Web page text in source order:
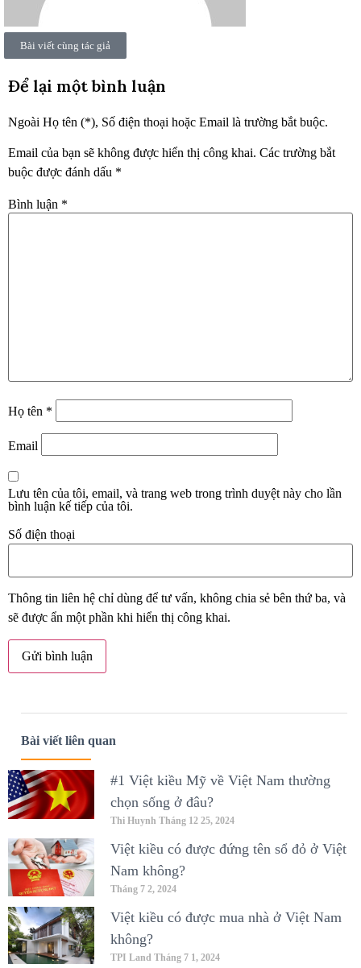
Bài viết cùng tác giả
Để lại một bình luận
Ngoài Họ tên (*), Số điện thoại hoặc Email là trường bắt buộc.
Email của bạn sẽ không được hiển thị công khai. Các trường bắt
buộc được đánh dấu *
Bình luận *
Họ tên *
Email
Lưu tên của tôi, email, và trang web trong trình duyệt này cho lần
bình luận kế tiếp của tôi.
Số điện thoại
Thông tin liên hệ chỉ dùng để tư vấn, không chia sẻ bên thứ ba, và
sẽ được ẩn một phần khi hiển thị công khai.
Bài viết liên quan
#1 Việt kiều Mỹ về Việt Nam thường
chọn sống ở đâu?
Thi Huynh Tháng 12 25, 2024
Việt kiều có được đứng tên sổ đỏ ở Việt
Nam không?
Tháng 7 2, 2024
Việt kiều có được mua nhà ở Việt Nam
không?
TPI Land Tháng 7 1, 2024